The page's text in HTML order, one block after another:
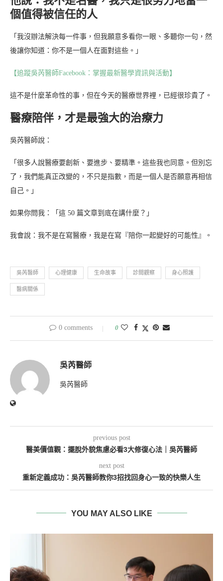
個值得被信任的人
「我沒辦法解決每一件事，但我願意多看你一眼、多聽你一句，然
後讓你知道：你不是一個人在面對這些。」
【追蹤吳芮醫師Facebook：掌握最新醫學資訊與活動】
這不是什麼革命性的事，但在今天的醫療世界裡，已經很珍貴了。
醫療陪伴，才是最強大的治療力
吳芮醫師說：
「很多人說醫療要創新、要進步、要精準。這些我也同意。但別忘
了，我們能真正改變的，不只是指數，而是一個人是否願意再相信
自己。」
如果你問我：「這 50 篇文章到底在講什麼？」
我會說：我不是在寫醫療，我是在寫『陪你一起變好的可能性』。
吳芮醫師 心理健康 生命故事 診間觀察 身心照護
醫病關係
0 comments 0
吳芮醫師
吳芮醫師
previous post
醫美價值觀：擺脫外貌焦慮必看3大修復心法｜吳芮醫師
next post
重新定義成功：吳芮醫師教你3招找回身心一致的快樂人生
YOU MAY ALSO LIKE